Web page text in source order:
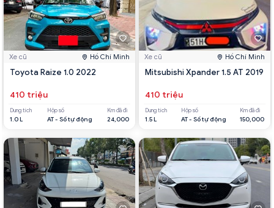
Xe cũ Hồ Chí Minh
Toyota Raize 1.0 2022
410 triệu
Dung tích
1.0 L
Hộp số
AT - Số tự động
Km đã đi
24,000
Xe cũ Hồ Chí Minh
Mitsubishi Xpander 1.5 AT 2019
410 triệu
Dung tích
1.5 L
Hộp số
AT - Số tự động
Km đã đi
150,000